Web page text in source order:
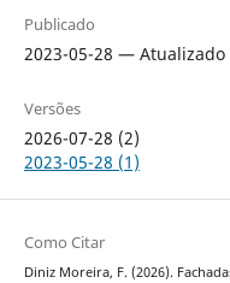
Publicado
2023-05-28 — Atualizado
Versões
2026-07-28 (2)
2023-05-28 (1)
Como Citar
Diniz Moreira, F. (2026).